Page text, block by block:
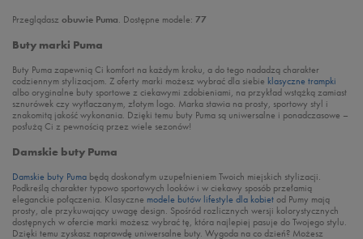
Przeglądasz obuwie Puma. Dostępne modele: 77
Buty marki Puma
Buty Puma zapewnią Ci komfort na każdym kroku, a do tego nadadzą charakter
codziennym stylizacjom. Z oferty marki możesz wybrać dla siebie klasyczne trampki
albo oryginalne buty sportowe z ciekawymi zdobieniami, na przykład wstążką zamiast
sznurówek czy wytłaczanym, złotym logo. Marka stawia na prosty, sportowy styl i
znakomitą jakość wykonania. Dzięki temu buty Puma są uniwersalne i ponadczasowe –
posłużą Ci z pewnością przez wiele sezonów!
Damskie buty Puma
Damskie buty Puma będą doskonałym uzupełnieniem Twoich miejskich stylizacji.
Podkreślą charakter typowo sportowych looków i w ciekawy sposób przełamią
eleganckie połączenia. Klasyczne modele butów lifestyle dla kobietod Pumy mają
prosty, ale przykuwający uwagę design. Spośród rozlicznych wersji kolorystycznych
dostępnych w ofercie marki możesz wybrać tę, która najlepiej pasuje do Twojego stylu.
Dzięki temu zyskasz naprawdę uniwersalne buty. Wygoda na co dzień? Możesz